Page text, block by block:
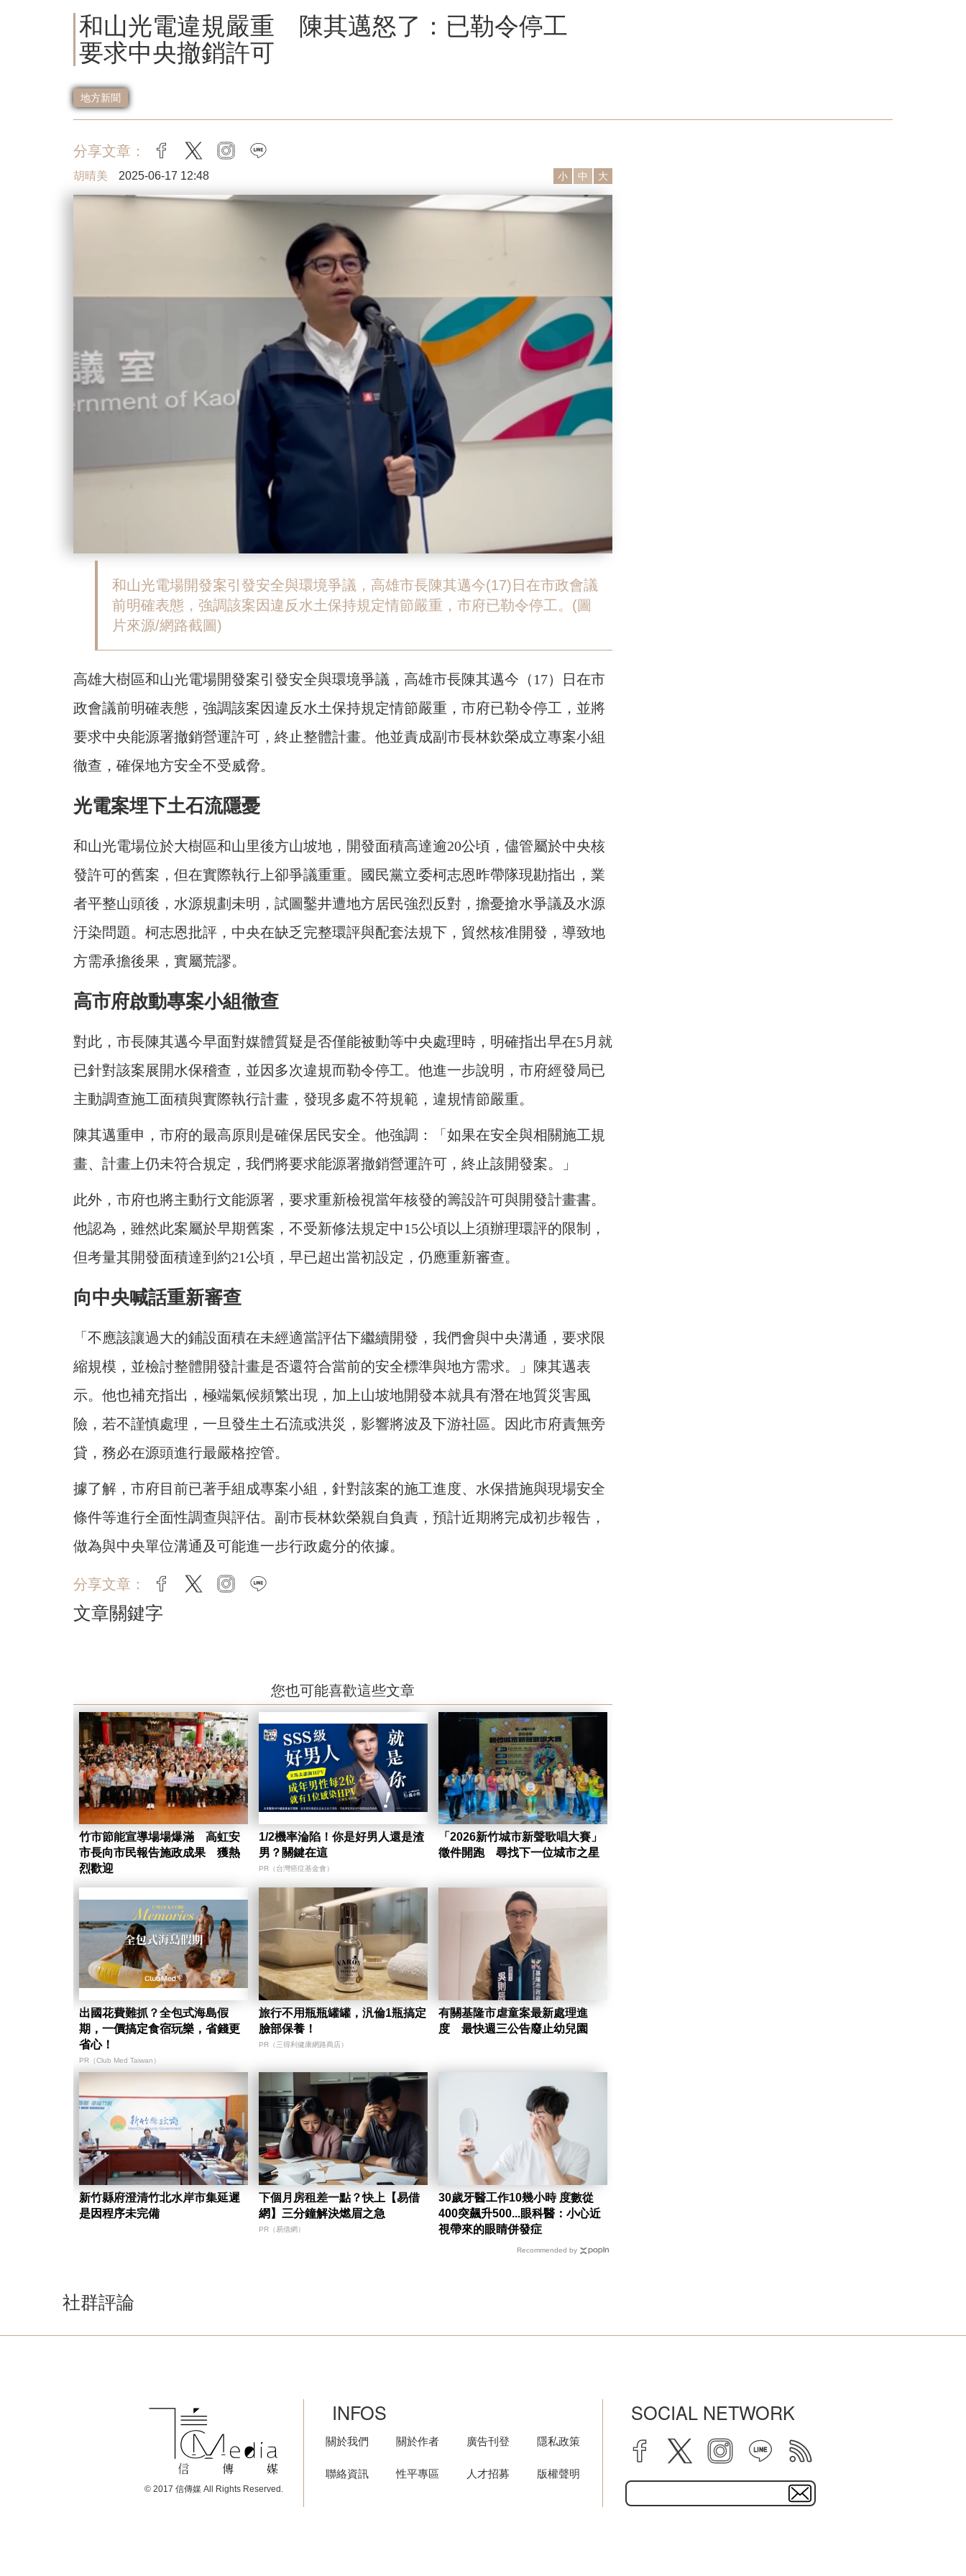
和山光電違規嚴重 陳其邁怒了：已勒令停工
要求中央撤銷許可
地方新聞
分享文章： facebook
twitter instagram
胡晴美 2025-06-17 12:48 小 中 大
和山光電場開發案引發安全與環境爭議，高雄市長陳其邁今(17)日在市政會議
前明確表態，強調該案因違反水土保持規定情節嚴重，市府已勒令停工。(圖
片來源/網路截圖)
高雄大樹區和山光電場開發案引發安全與環境爭議，高雄市長陳其邁今（17）日在市
政會議前明確表態，強調該案因違反水土保持規定情節嚴重，市府已勒令停工，並將
要求中央能源署撤銷營運許可，終止整體計畫。他並責成副市長林欽榮成立專案小組
徹查，確保地方安全不受威脅。
光電案埋下土石流隱憂
和山光電場位於大樹區和山里後方山坡地，開發面積高達逾20公頃，儘管屬於中央核
發許可的舊案，但在實際執行上卻爭議重重。國民黨立委柯志恩昨帶隊現勘指出，業
者平整山頭後，水源規劃未明，試圖鑿井遭地方居民強烈反對，擔憂搶水爭議及水源
汙染問題。柯志恩批評，中央在缺乏完整環評與配套法規下，貿然核准開發，導致地
方需承擔後果，實屬荒謬。
高市府啟動專案小組徹查
對此，市長陳其邁今早面對媒體質疑是否僅能被動等中央處理時，明確指出早在5月就
已針對該案展開水保稽查，並因多次違規而勒令停工。他進一步說明，市府經發局已
主動調查施工面積與實際執行計畫，發現多處不符規範，違規情節嚴重。
陳其邁重申，市府的最高原則是確保居民安全。他強調：「如果在安全與相關施工規
畫、計畫上仍未符合規定，我們將要求能源署撤銷營運許可，終止該開發案。」
此外，市府也將主動行文能源署，要求重新檢視當年核發的籌設許可與開發計畫書。
他認為，雖然此案屬於早期舊案，不受新修法規定中15公頃以上須辦理環評的限制，
但考量其開發面積達到約21公頃，早已超出當初設定，仍應重新審查。
向中央喊話重新審查
「不應該讓過大的鋪設面積在未經適當評估下繼續開發，我們會與中央溝通，要求限
縮規模，並檢討整體開發計畫是否還符合當前的安全標準與地方需求。」陳其邁表
示。他也補充指出，極端氣候頻繁出現，加上山坡地開發本就具有潛在地質災害風
險，若不謹慎處理，一旦發生土石流或洪災，影響將波及下游社區。因此市府責無旁
貸，務必在源頭進行最嚴格控管。
據了解，市府目前已著手組成專案小組，針對該案的施工進度、水保措施與現場安全
條件等進行全面性調查與評估。副市長林欽榮親自負責，預計近期將完成初步報告，
做為與中央單位溝通及可能進一步行政處分的依據。
分享文章： facebook
twitter instagram
文章關鍵字
您也可能喜歡這些文章
竹市節能宣導場場爆滿 高虹安
市長向市民報告施政成果 獲熱
烈歡迎
1/2機率淪陷！你是好男人還是渣
男？關鍵在這
PR（台灣癌症基金會）
「2026新竹城市新聲歌唱大賽」
徵件開跑 尋找下一位城市之星
出國花費難抓？全包式海島假
期，一價搞定食宿玩樂，省錢更
省心！
PR（Club Med Taiwan）
旅行不用瓶瓶罐罐，汎倫1瓶搞定
臉部保養！
PR（三得利健康網路商店）
有關基隆市虐童案最新處理進
度 最快週三公告廢止幼兒園
新竹縣府澄清竹北水岸市集延遲
是因程序未完備
下個月房租差一點？快上【易借
網】三分鐘解決燃眉之急
PR（易借網）
30歲牙醫工作10幾小時 度數從
400突飆升500...眼科醫：小心近
視帶來的眼睛併發症
Recommended by
社群評論
© 2017 信傳媒 All Rights Reserved.
INFOS
關於我們
聯絡資訊
關於作者
性平專區
廣告刊登
人才招募
隱私政策
版權聲明
SOCIAL NETWORK
facebook twitter instagram